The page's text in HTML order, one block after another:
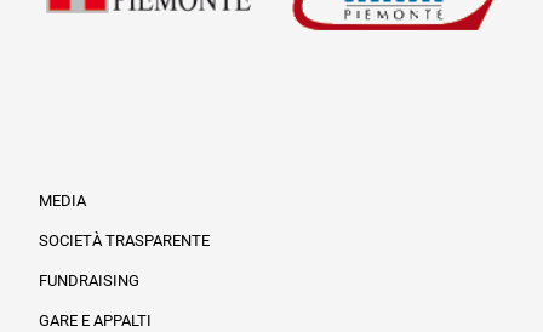
MEDIA
SOCIETÀ TRASPARENTE
FUNDRAISING
GARE E APPALTI